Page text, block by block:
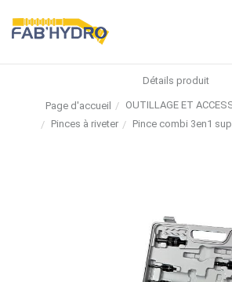
Détails produit
Page d'accueil OUTILLAGE ET
Pinces à riveter
Pince combi 3en1